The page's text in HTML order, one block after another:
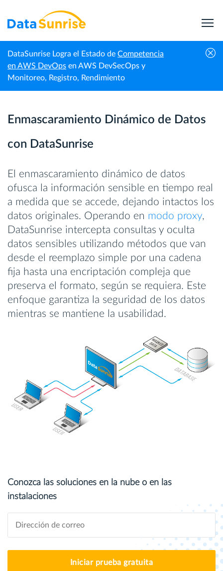
DataSunrise Logra el Estado de Competencia
en AWS DevOps en AWS DevSecOps y
Monitoreo, Registro, Rendimiento
Inicio
Enmascaramiento de
Datos
Enmascaramiento Dinámico de
Enmascaramiento Dinámico de Datos
con DataSunrise
El enmascaramiento dinámico de datos
ofusca la información sensible en tiempo real
a medida que se accede, dejando intactos los
datos originales. Operando en modo proxy,
DataSunrise intercepta consultas y oculta
datos sensibles utilizando métodos que van
desde el reemplazo simple por una cadena
fija hasta una encriptación compleja que
preserva el formato, según se requiera. Este
enfoque garantiza la seguridad de los datos
mientras se mantiene la usabilidad.
Conozca las soluciones en la nube o en las
instalaciones
Iniciar prueba gratuita